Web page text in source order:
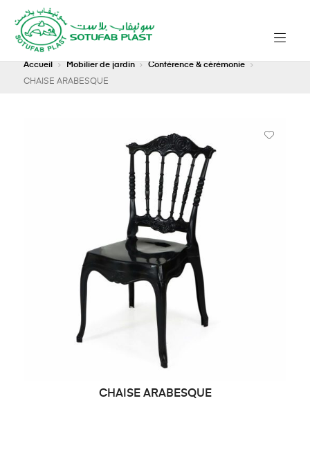
Accueil Mobilier de jardin
Conférence & cérémonie
CHAISE ARABESQUE
CHAISE ARABESQUE